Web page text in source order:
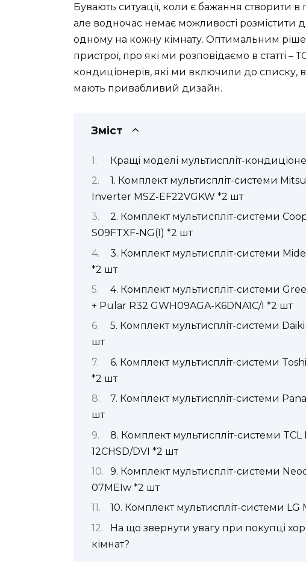
Бувають ситуації, коли є бажання створити
але водночас немає можливості розмістити
одному на кожну кімнату. Оптимальним
пристрої, про які ми розповідаємо в статті
кондиціонерів, які ми включили до списку,
мають привабливий дизайн.
Зміст
Кращі моделі мультиспліт-
1. Комплект мультиспліт-системи
Inverter MSZ-EF22VGKW *2 шт
2. Комплект мультиспліт-системи
S09FTXF-NG(I) *2 шт
3. Комплект мультиспліт-системи
*2 шт
4. Комплект мультиспліт-системи
+ Pular R32 GWH09AGA-K6DNA1C/I *2 шт
5. Комплект мультиспліт-системи
шт
6. Комплект мультиспліт-системи
*2 шт
7. Комплект мультиспліт-системи
шт
8. Комплект мультиспліт-системи
12CHSD/DVI *2 шт
9. Комплект мультиспліт-системи
07MEIw *2 шт
10. Комплект мультиспліт-системи LG
На що звернути увагу при покупці
кімнат?